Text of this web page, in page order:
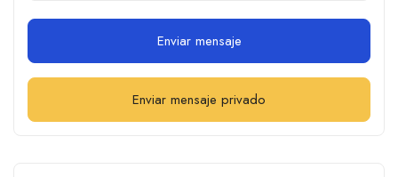
Enviar mensaje
Enviar mensaje privado